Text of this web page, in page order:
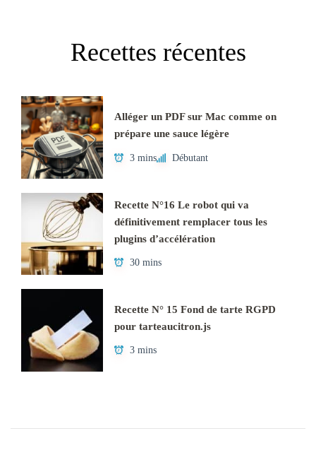
Recettes récentes
Alléger un PDF sur Mac comme on
prépare une sauce légère
3 mins Débutant
Recette N°16 Le robot qui va
définitivement remplacer tous les
plugins d’accélération
30 mins
Recette N° 15 Fond de tarte RGPD
pour tarteaucitron.js
3 mins